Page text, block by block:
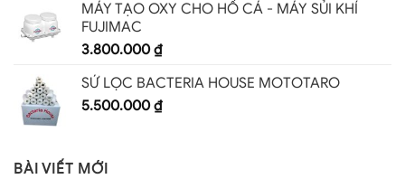
MÁY TẠO OXY CHO HỒ CÁ - MÁY SỦI KHÍ
FUJIMAC
3.800.000₫
SỨ LỌC BACTERIA HOUSE MOTOTARO
5.500.000₫
BÀI VIẾT MỚI